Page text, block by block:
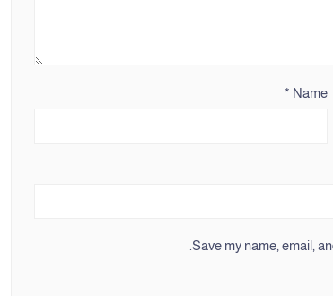
Name
*
Save my name, email,